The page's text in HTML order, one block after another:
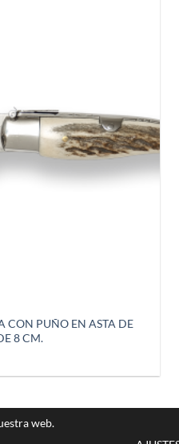
CON PUÑO EN ASTA DE
8 CM.
web.